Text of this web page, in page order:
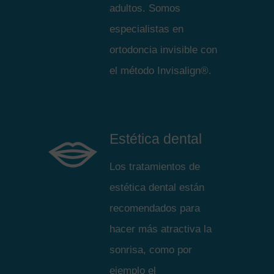
adultos. Somos
especialistas en
ortodoncia invisible con
el método Invisalign®.
Estética dental
Los tratamientos de
estética dental están
recomendados para
hacer más atractiva la
sonrisa, como por
ejemplo el